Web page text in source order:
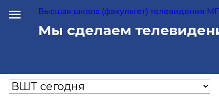
Высшая школа (факультет) телевидения
Мы сделаем